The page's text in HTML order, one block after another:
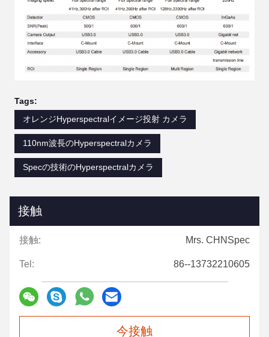
Tags:
オレンジHyperspectralイメージ投射 カメラ
110nm波長のHyperspectralカメラ
Specの技術のHyperspectralカメラ
接触
接触: Mrs. CHNSpec
Tel: 86--13732210605
今接触